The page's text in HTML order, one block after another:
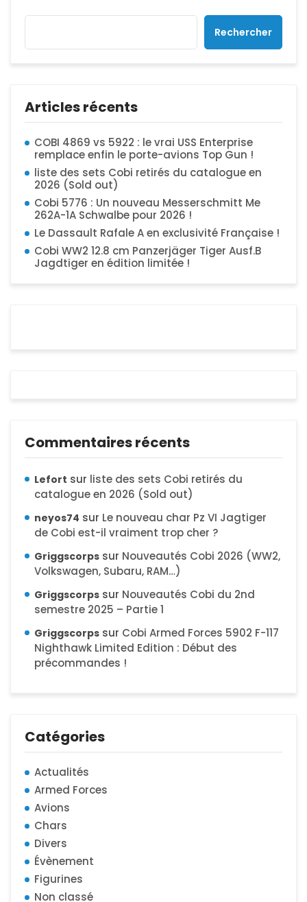
Rechercher
Articles récents
COBI 4869 vs 5922 : le vrai USS Enterprise
remplace enfin le porte-avions Top Gun !
liste des sets Cobi retirés du catalogue en
2026 (Sold out)
Cobi 5776 : Un nouveau Messerschmitt Me
262A-1A Schwalbe pour 2026 !
Le Dassault Rafale A en exclusivité Française !
Cobi WW2 12.8 cm Panzerjäger Tiger Ausf.B
Jagdtiger en édition limitée !
Commentaires récents
Lefort sur liste des sets Cobi retirés du
catalogue en 2026 (Sold out)
neyos74 sur Le nouveau char Pz VI Jagtiger
de Cobi est-il vraiment trop cher ?
Griggscorps sur Nouveautés Cobi 2026 (WW2,
Volkswagen, Subaru, RAM…)
Griggscorps sur Nouveautés Cobi du 2nd
semestre 2025 – Partie 1
Griggscorps sur Cobi Armed Forces 5902 F-117
Nighthawk Limited Edition : Début des
précommandes !
Catégories
Actualités
Armed Forces
Avions
Chars
Divers
Évènement
Figurines
Non classé